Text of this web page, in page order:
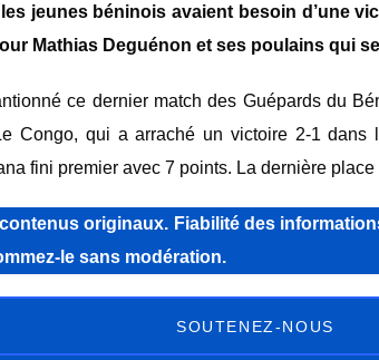
jeunes béninois avaient besoin d’une
Mathias Deguénon et ses poulains qui
ce dernier match des Guépards du
Congo, qui a arraché un victoire 2-1 dans
fini premier avec 7 points. La dernière
originaux. Fiabilité des
le sans modération.
SOUTENEZ-NOUS